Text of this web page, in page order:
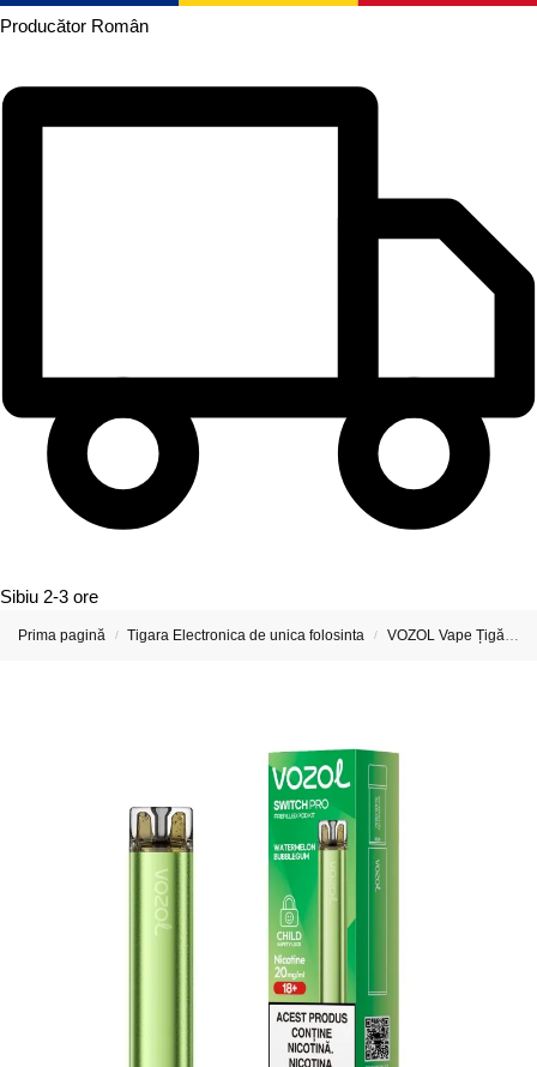
Producător Român
Sibiu 2-3 ore
Prima pagină / Tigara Electronica de unica folosinta / VOZOL Vape Țigări Electronice & Vape-uri